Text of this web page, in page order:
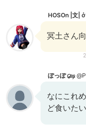
冥土さん
ぽっぽ ௸
なにこれ
ど食いた